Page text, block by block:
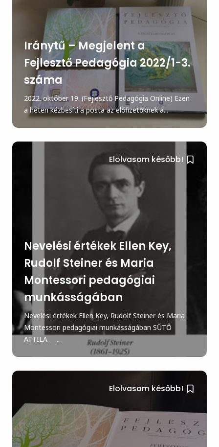
Iránytű – Megjelent a
Fejlesztő Pedagógia 2022/1-3.
száma
2022. október 19. (Fejlesztő Pedagógia Online) Ezen
a héten kézbesíti a posta az előfizetőknek a...
Elolvasom később!
Nevelési értékek Ellen Key,
Rudolf Steiner és Maria
Montessori pedagógiai
munkásságában
Nevelési értékek Ellen Key, Rudolf Steiner és Maria
Montessori pedagógiai munkásságában SŰTŐ
ATTILA ...
Elolvasom később!